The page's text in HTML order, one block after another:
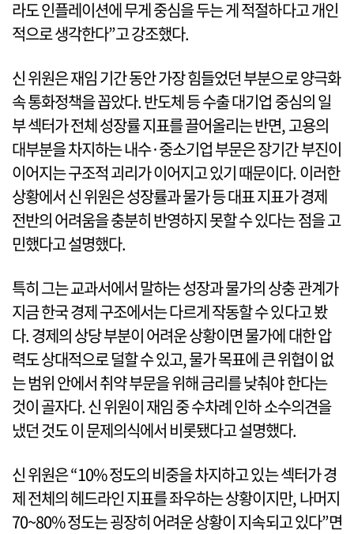
라도 인플레이션에 무게 중심을 두는 게 적절하다고 개인
적으로 생각한다”고 강조했다.
신 위원은 재임 기간 동안 가장 힘들었던 부분으로 양극화
속 통화정책을 꼽았다. 반도체 등 수출 대기업 중심의 일
부 섹터가 전체 성장률 지표를 끌어올리는 반면, 고용의
대부분을 차지하는 내수·중소기업 부문은 장기간 부진이
이어지는 구조적 괴리가 이어지고 있기 때문이다. 이러한
상황에서 신 위원은 성장률과 물가 등 대표 지표가 경제
전반의 어려움을 충분히 반영하지 못할 수 있다는 점을 고
민했다고 설명했다.
특히 그는 교과서에서 말하는 성장과 물가의 상충 관계가
지금 한국 경제 구조에서는 다르게 작동할 수 있다고 봤
다. 경제의 상당 부분이 어려운 상황이면 물가에 대한 압
력도 상대적으로 덜할 수 있고, 물가 목표에 큰 위협이 없
는 범위 안에서 취약 부문을 위해 금리를 낮춰야 한다는
것이 골자다. 신 위원이 재임 중 수차례 인하 소수의견을
냈던 것도 이 문제의식에서 비롯됐다고 설명했다.
신 위원은 “10% 정도의 비중을 차지하고 있는 섹터가 경
제 전체의 헤드라인 지표를 좌우하는 상황이지만, 나머지
70~80% 정도는 굉장히 어려운 상황이 지속되고 있다”면